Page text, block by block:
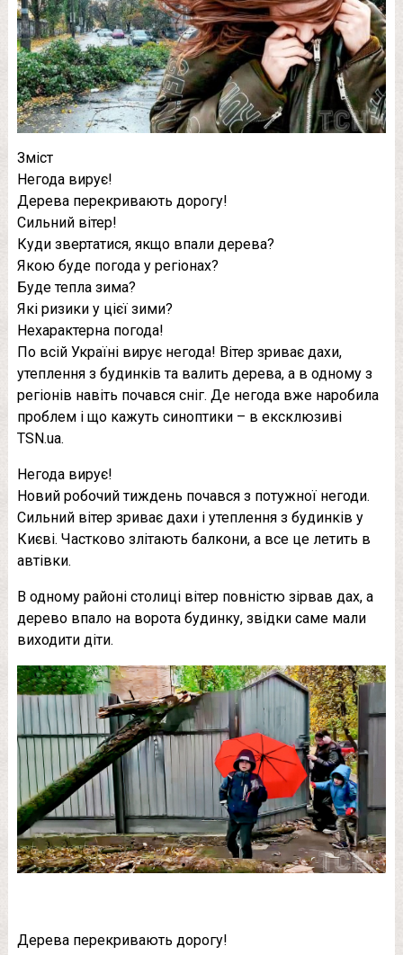
Зміст
Негода вирує!
Дерева перекривають дорогу!
Сильний вітер!
Куди звертатися, якщо впали дерева?
Якою буде погода у регіонах?
Буде тепла зима?
Які ризики у цієї зими?
Нехарактерна погода!
По всій Україні вирує негода! Вітер зриває дахи,
утеплення з будинків та валить дерева, а в одному з
регіонів навіть почався сніг. Де негода вже наробила
проблем і що кажуть синоптики – в ексклюзиві
TSN.ua.
Негода вирує!
Новий робочий тиждень почався з потужної негоди.
Сильний вітер зриває дахи і утеплення з будинків у
Києві. Частково злітають балкони, а все це летить в
автівки.
В одному районі столиці вітер повністю зірвав дах, а
дерево впало на ворота будинку, звідки саме мали
виходити діти.
Дерева перекривають дорогу!